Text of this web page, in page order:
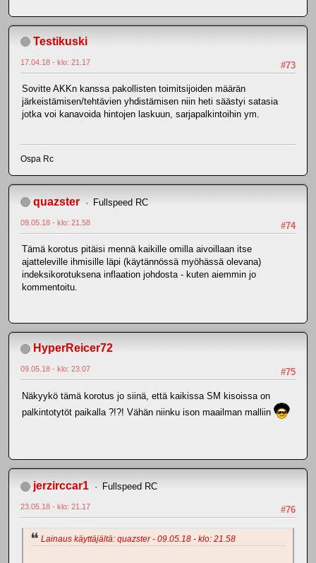
Testikuski
#73
17.04.18 - klo: 21.17
Sovitte AKKn kanssa pakollisten toimitsijoiden määrän
järkeistämisen/tehtävien yhdistämisen niin heti säästyi satasia
jotka voi kanavoida hintojen laskuun, sarjapalkintoihin ym.
Ospa Rc
quazster Fullspeed RC
#74
09.05.18 - klo: 21.58
Tämä korotus pitäisi mennä kaikille omilla aivoillaan itse
ajatteleville ihmisille läpi (käytännössä myöhässä olevana)
indeksikorotuksena inflaation johdosta - kuten aiemmin jo
kommentoitu.
HyperReicer72
#75
09.05.18 - klo: 23.07
Näkyykö tämä korotus jo siinä, että kaikissa SM kisoissa on
palkintotytöt paikalla ?!?! Vähän niinku ison maailman malliin
jerzirccar1 Fullspeed RC
#76
23.05.18 - klo: 21.17
Lainaus käyttäjältä: quazster - 09.05.18 - klo: 21.58